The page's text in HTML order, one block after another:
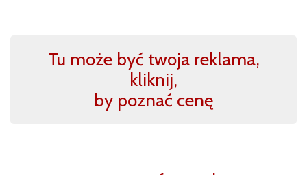
Tu może być twoja reklama,
kliknij,
by poznać cenę